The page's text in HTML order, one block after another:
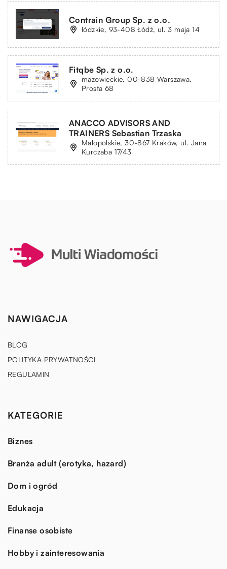
Contrain Group Sp. z o.o.
łódzkie, 93-408 Łódź, ul. 3 maja 14
Fitqbe Sp. z o.o.
mazowieckie, 00-838 Warszawa,
Prosta 68
ANACCO ADVISORS AND
TRAINERS Sebastian Trzaska
Małopolskie, 30-867 Kraków, ul. Jana
Kurczaba 17/43
NAWIGACJA
BLOG
POLITYKA PRYWATNOŚCI
REGULAMIN
KATEGORIE
Biznes
Branża adult (erotyka, hazard)
Dom i ogród
Edukacja
Finanse osobiste
Hobby i zainteresowania